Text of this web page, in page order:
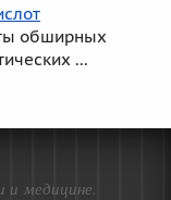
обширных
...
и медицине.